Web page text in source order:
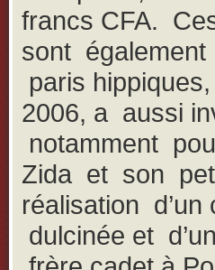
francs CFA.
sont
paris
2006, a aussi
notamment
Zida et son
réalisation
dulcinée et